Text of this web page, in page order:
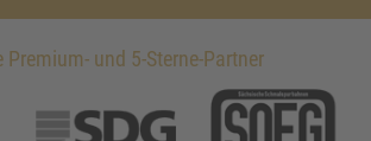
Premium- und 5-Sterne-Partner